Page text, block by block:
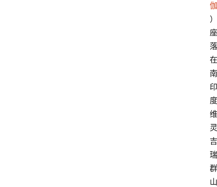
伽
）
座
落
在
南
印
度
维
灵
吉
瑞
群
山